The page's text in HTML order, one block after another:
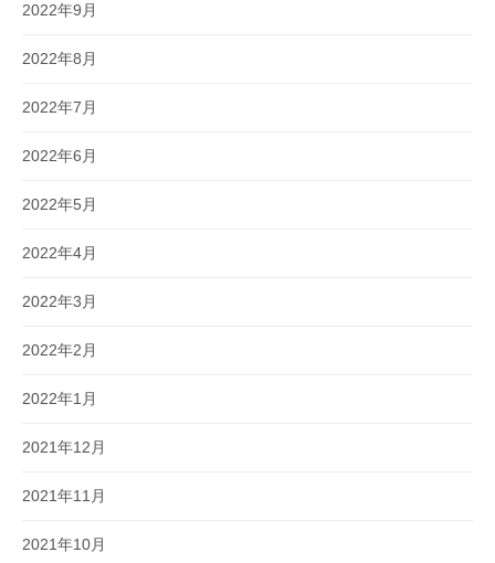
2022年9月
2022年8月
2022年7月
2022年6月
2022年5月
2022年4月
2022年3月
2022年2月
2022年1月
2021年12月
2021年11月
2021年10月